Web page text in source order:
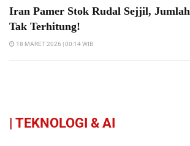
Iran Pamer Stok Rudal Sejjil,
Tak Terhitung!
18 MARET 2026 | 00:14 WIB
| TEKNOLOGI & AI